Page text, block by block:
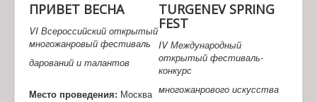
ПРИВЕТ ВЕСНА
VI Всероссийский открытый
многожанровый фестиваль
дарований и талантов
Место проведения: Москва
TURGENEV SPRING
FEST
IV Международный
открытый фестиваль-
конкурс
многожанрового искусства